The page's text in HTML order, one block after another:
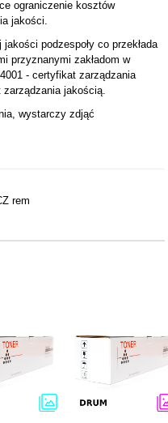
ograniczenie kosztów
jakości.
podzespoły co przekłada
przyznanymi zakładom w
- certyfikat zarządzania
jakością.
wystarczy zdjąć
rem